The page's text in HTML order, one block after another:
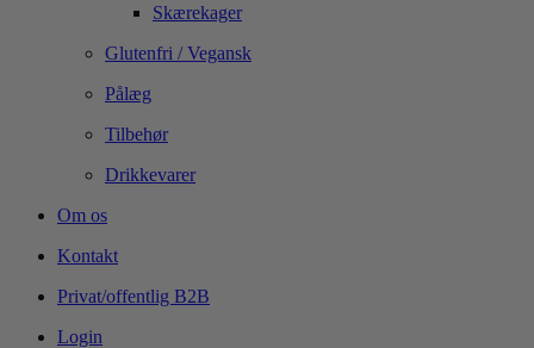
Skærekager
Glutenfri / Vegansk
Pålæg
Tilbehør
Drikkevarer
Om os
Kontakt
Privat/offentlig B2B
Login